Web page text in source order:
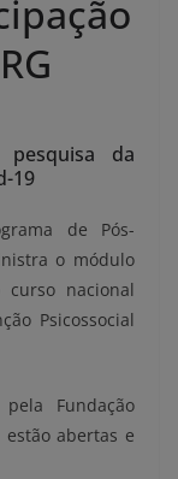
da
19
de Pós-
o módulo
curso nacional
Psicossocial
Fundação
estão abertas e